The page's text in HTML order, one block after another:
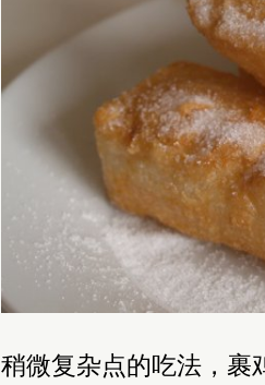
稍微复杂点的吃法，裹